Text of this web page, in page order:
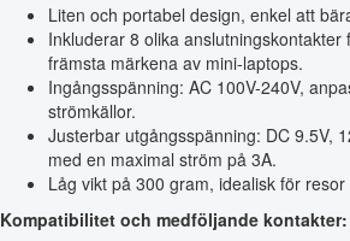
Liten och portabel design, enkel att
Inkluderar 8 olika
främsta märkena av mini-laptops.
Ingångsspänning: AC 100V-240V,
strömkällor.
Justerbar utgångsspänning: DC 9.5V,
med en maximal ström på 3A.
Låg vikt på 300 gram, idealisk för
Kompatibilitet och medföljande kontakter: